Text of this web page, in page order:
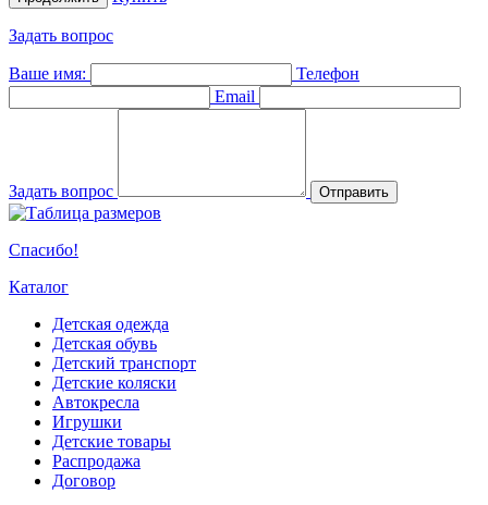
Задать вопрос
Ваше имя:
Телефон
Email
Задать вопрос Отправить
Спасибо!
Каталог
Детская одежда
Детская обувь
Детский транспорт
Детские коляски
Автокресла
Игрушки
Детские товары
Распродажа
Договор